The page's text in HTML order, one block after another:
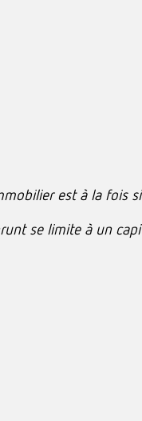
est à la fois
se limite à un